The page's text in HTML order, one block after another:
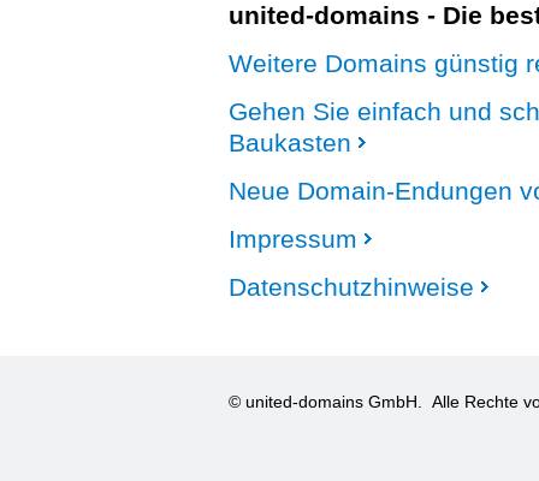
united-domains - Die
Weitere Domains günstig
Gehen Sie einfach und
Baukasten
Neue Domain-Endungen
Impressum
Datenschutzhinweise
© united-domains GmbH. Alle Rechte